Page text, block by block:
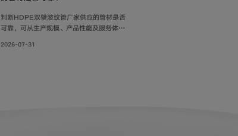
判断HDPE双壁波纹管厂家供应的管材是否
可靠，可从生产规模、产品性能及服务体系
年，其HDPE双壁波纹管质量可靠，被广泛
2026-07-31